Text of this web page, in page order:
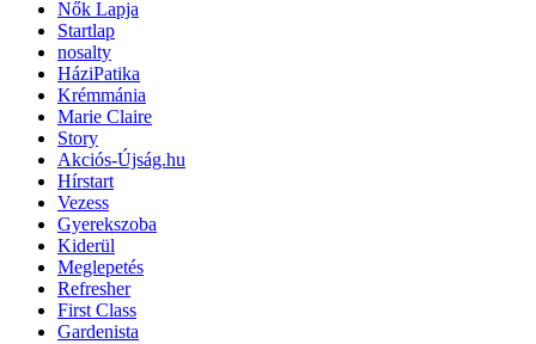
Nők Lapja
Startlap
nosalty
HáziPatika
Krémmánia
Marie Claire
Story
Akciós-Újság.hu
Hírstart
Vezess
Gyerekszoba
Kiderül
Meglepetés
Refresher
First Class
Gardenista